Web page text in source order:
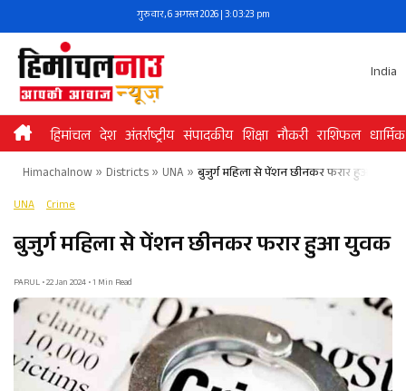
to
content
गुरुवार, 6 अगस्त 2026 | 3:03:23 pm
India
हिमांचल देश अंतर्राष्ट्रीय संपादकीय शिक्षा नौकरी राशिफल धार्मिक
Himachalnow» Districts» UNA » बुजुर्ग महिला से पेंशन छीनकर फरार हुआ युवक
UNA Crime
बुजुर्ग महिला से पेंशन छीनकर फरार हुआ युवक
PARUL • 22 Jan 2024 • 1 Min Read